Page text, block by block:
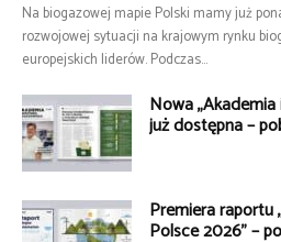
Na biogazowej mapie Polski mamy już
rozwojowej sytuacji na krajowym rynku
europejskich liderów. Podczas...
Nowa
już dostępna –
Premiera raportu
Polsce 2026” –